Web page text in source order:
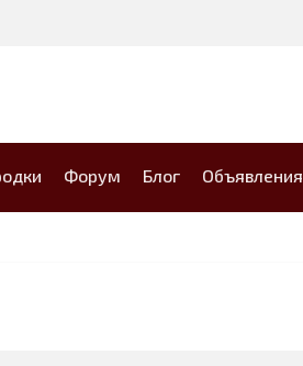
Форум Блог Объявления